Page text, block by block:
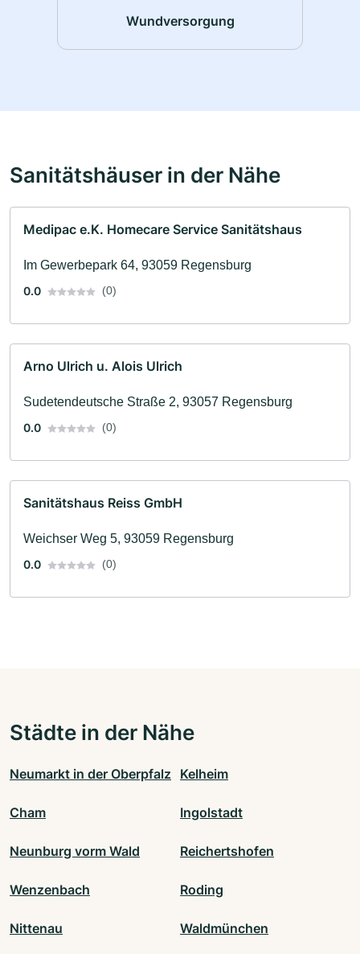
Wundversorgung
Sanitätshäuser in der Nähe
Medipac e.K. Homecare Service Sanitätshaus
Im Gewerbepark 64, 93059 Regensburg
0.0
(0)
Arno Ulrich u. Alois Ulrich
Sudetendeutsche Straße 2, 93057 Regensburg
0.0
(0)
Sanitätshaus Reiss GmbH
Weichser Weg 5, 93059 Regensburg
0.0
(0)
Städte in der Nähe
Neumarkt in der Oberpfalz Kelheim
Cham Ingolstadt
Neunburg vorm Wald Reichertshofen
Wenzenbach Roding
Nittenau Waldmünchen